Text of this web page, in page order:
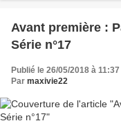
Avant première :
Série n°17
Publié le 26/05/2018 à 11:37
Par maxivie22